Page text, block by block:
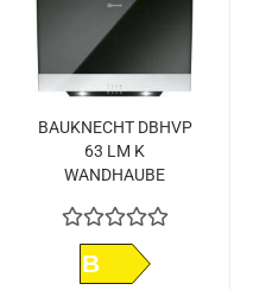
BAUKNECHT DBHVP
63 LM K
WANDHAUBE
60 CM
B